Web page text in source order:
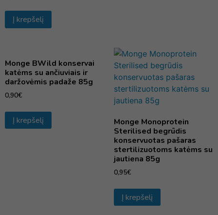
Į krepšelį
Monge BWild konservai
katėms su ančiuviais ir
daržovėmis padaže 85g
0,90€
Į krepšelį
Monge Monoprotein
Sterilised begrūdis
konservuotas pašaras
stertilizuotoms katėms su
jautiena 85g
0,95€
Į krepšelį